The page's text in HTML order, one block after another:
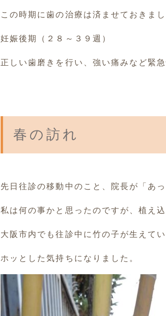
この時期に歯の治療は済ませておきまし
妊娠後期（２８～３９週）
正しい歯磨きを行い、強い痛みなど緊
春の訪れ
先日往診の移動中のこと、院長が「あ
私は何の事かと思ったのですが、植え
大阪市内でも往診中に竹の子が生えて
ホッとした気持ちになりました。